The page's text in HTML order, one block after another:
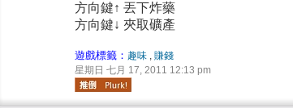
方向鍵↑ 丟下炸藥
方向鍵↓ 夾取礦產
遊戲標籤： 趣味 , 賺錢
星期日 七月 17, 2011 12:13 pm